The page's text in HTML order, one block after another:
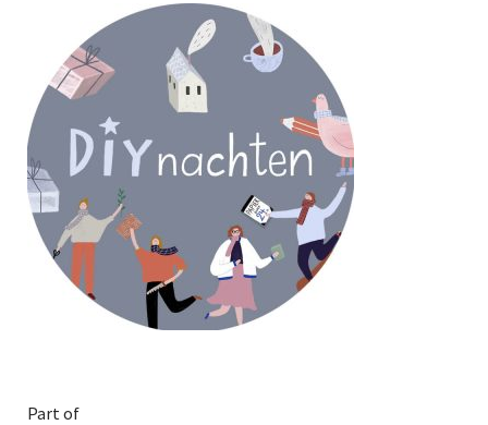
Part of